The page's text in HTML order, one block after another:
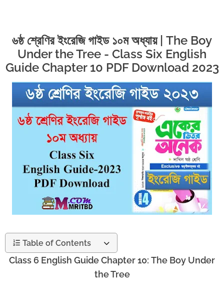
৬ষ্ঠ শ্রেণির ইংরেজি গাইড ১০ম অধ্যায় | The Boy
Under the Tree - Class Six English
Guide Chapter 10 PDF Download 2023
Table of Contents
Class 6 English Guide Chapter 10: The Boy Under
the Tree